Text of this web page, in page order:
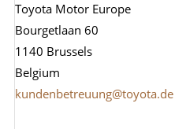
Toyota Motor Europe
Bourgetlaan 60
1140 Brussels
Belgium
kundenbetreuung@toyota.de